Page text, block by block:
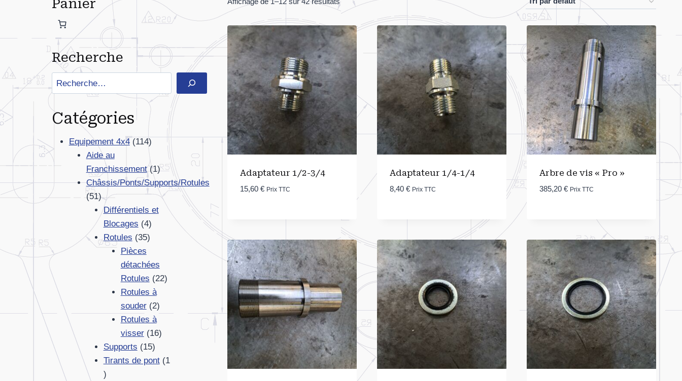
Adaptateur 1/2-3/4
15,60 € Prix TTC
Adaptateur 1/4-1/4
8,40 € Prix TTC
Arbre de vis « Pro »
385,20 € Prix TTC
Panier
Recherche
Rechercher
Catégories
Equipement 4x4 114114
produits
Aide au
Franchissement 11
produit
Châssis/Ponts/Supports/Rotules
5151
produits
Différentiels et
Blocages
44
produits
Rotules 3535
Pièces
détachées
Rotules
2222
Rotules à
souder 22
produits
Rotules à
visser 1616
Supports 1515
produits
Tirants de pont 1
1